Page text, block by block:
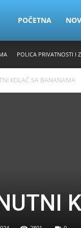
Zena
POČETNA
POLICA PRIVATNOSTI I
KOLAČ SA BANANAMA